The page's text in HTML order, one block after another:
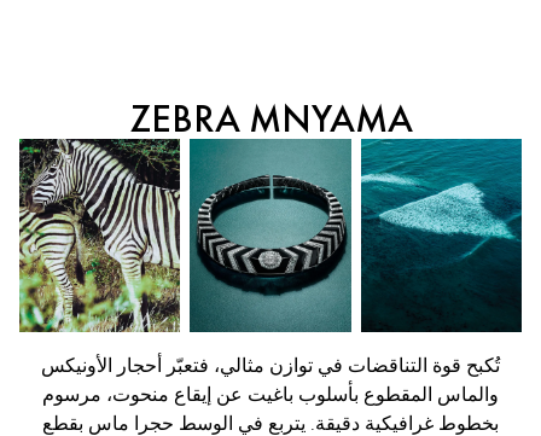
ZEBRA MNYAMA
تُكبح قوة التناقضات في توازن مثالي، فتعبّر أحجار الأونيكس
والماس المقطوع بأسلوب باغيت عن إيقاع منحوت، مرسوم
بخطوط غرافيكية دقيقة. يتربع في الوسط حجرا ماس بقطع